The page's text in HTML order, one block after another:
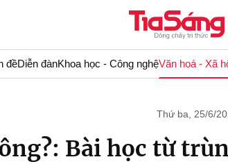
đềDiễn đànKhoa học - Công nghệVăn hoá - Xã
Thứ ba, 25/6/
Bài học từ